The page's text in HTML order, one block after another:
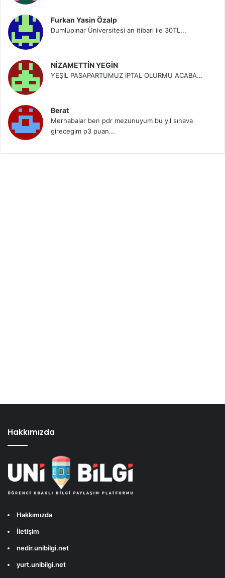
Furkan Yasin Özalp
Dumlupınar Üniversitesi an itibari ile 30TL...
NİZAMETTİN YEGİN
YEŞİL PASAPARTUMUZ İPTAL OLURMU ACABA...
Berat
Merhabalar ben pdr mezunuyum bu yıl sınava
girecegim p3 puan...
Hakkımızda
Hakkımızda
İletişim
nedir.unibilgi.net
yurt.unibilgi.net